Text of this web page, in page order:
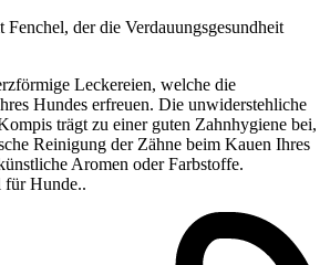
Fenchel, der die Verdauungsgesundheit
Leckereien, welche die
Hundes erfreuen. Die unwiderstehliche
trägt zu einer guten Zahnhygiene bei,
Reinigung der Zähne beim Kauen Ihres
Aromen oder Farbstoffe.
für Hunde..